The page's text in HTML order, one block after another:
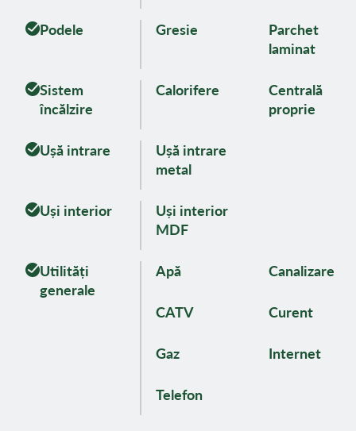
Podele Gresie
Parchet
laminat
Sistem
încălzire
Calorifere
Centrală
proprie
Ușă intrare
Ușă intrare
metal
Uși interior
Uși interior
MDF
Utilități
generale
Apă Canalizare
CATV Curent
Gaz Internet
Telefon